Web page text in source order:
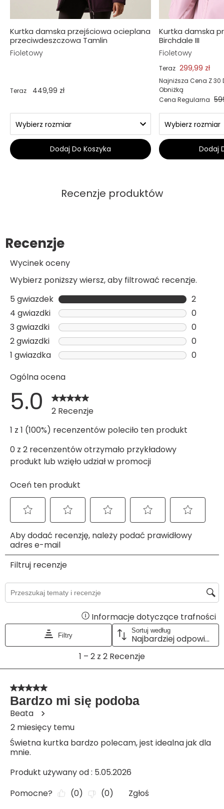
Kurtka damska przejściowa ocieplana
przeciwdeszczowa Tamlin
Fioletowy
Teraz 449,99 zł
Dodaj Do Koszyka
Kurtka damska
Birchdale III
Fioletowy
Teraz 299,99 zł
Najniższa Cena Z 30
Obniżką
Cena Regularna
Dodaj
Recenzje produktów